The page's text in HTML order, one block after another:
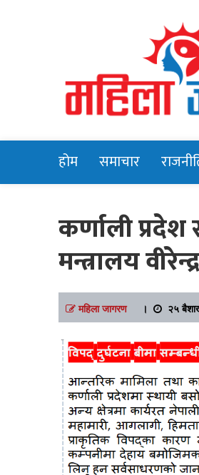
होम समाचार
कर्णाली
मन्त्रालय
महिला जागरण। २५